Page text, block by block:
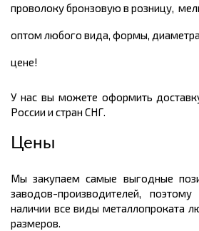
проволоку бронзовую в розницу,
оптом любого вида, формы,
цене!
У нас вы можете оформить
России и стран СНГ.
Цены
Мы закупаем самые выгодные
заводов-производителей,
наличии все виды металлопроката
размеров.